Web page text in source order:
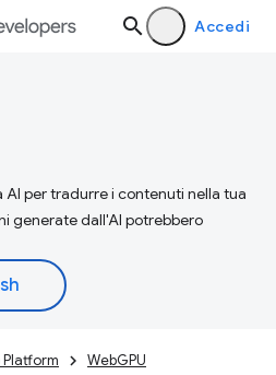
Accedi
per tradurre i contenuti nella tua
generate dall'AI potrebbero
Platform WebGPU